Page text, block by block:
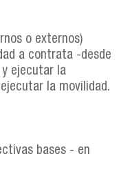
o externos)
a contrata -desde
ejecutar la
la movilidad.
bases - en